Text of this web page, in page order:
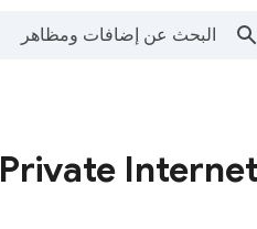
Private